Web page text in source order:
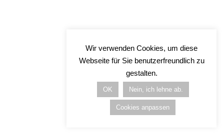
Wir verwenden Cookies, um diese
Webseite für Sie benutzerfreundlich zu
gestalten.
OK Nein, ich lehne ab.
Cookies anpassen